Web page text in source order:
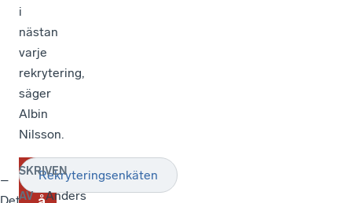
i
nästan
varje
rekrytering,
säger
Albin
Nilsson.
–
Det
S
Rekryteringsenkäten
SKRIVEN
AV
Anders